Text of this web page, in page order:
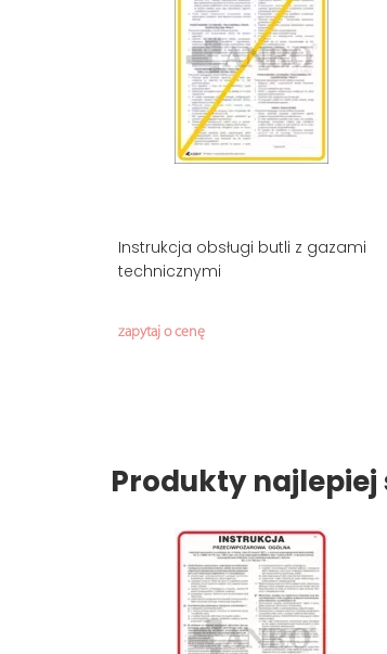
Instrukcja obsługi butli z gazami
technicznymi
zapytaj o cenę
Produkty